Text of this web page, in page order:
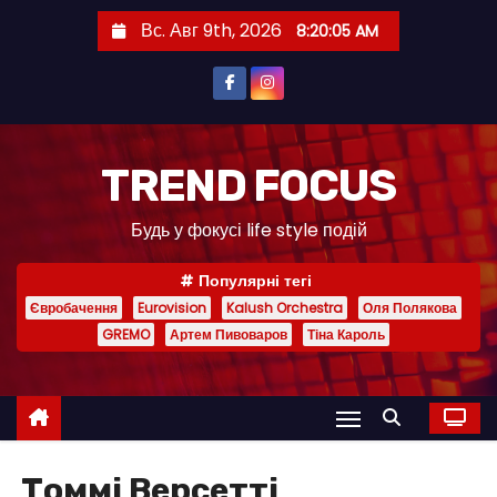
и
Вс. Авг 9th, 2026 8:20:06 AM
TREND FOCUS
Будь у фокусі life style подій
Популярні тегі
Євробачення Eurovision Kalush Orchestra
Оля Полякова
GREMO
Артем Пивоваров Тіна Кароль